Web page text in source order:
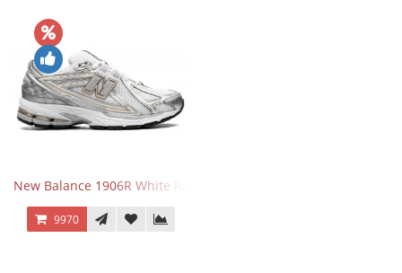
New Balance 1906R White Rain Cloud Silver Metallic
9970